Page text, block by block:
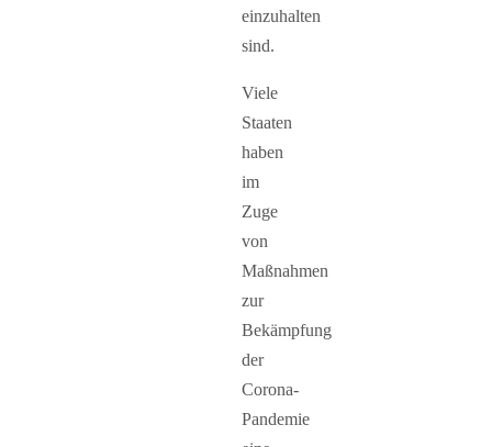
einzuhalten
sind.
Viele
Staaten
haben
im
Zuge
von
Maßnahmen
zur
Bekämpfung
der
Corona-
Pandemie